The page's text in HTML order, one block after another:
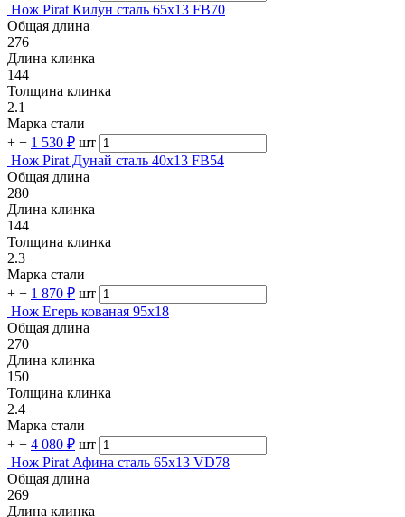
Нож Pirat Килун сталь 65х13 FB70
Общая длина
276
Длина клинка
144
Толщина клинка
2.1
Марка стали
+ − 1 530 ₽ шт
Нож Pirat Дунай сталь 40х13 FB54
Общая длина
280
Длина клинка
144
Толщина клинка
2.3
Марка стали
+ − 1 870 ₽ шт
Нож Егерь кованая 95х18
Общая длина
270
Длина клинка
150
Толщина клинка
2.4
Марка стали
+ − 4 080 ₽ шт
Нож Pirat Афина сталь 65х13 VD78
Общая длина
269
Длина клинка